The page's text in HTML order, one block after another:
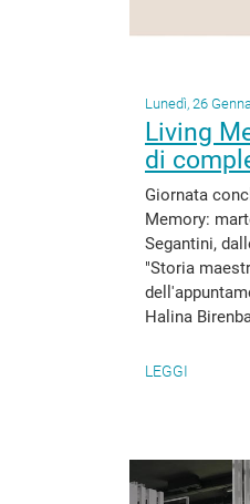
Lunedì, 26
Living
di
Giornata
Memory:
Segantini,
"Storia
Halina
LEGGI